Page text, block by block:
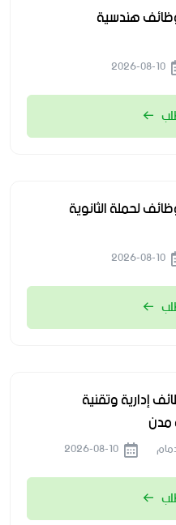
هندسية
لحملة الثانوية
إدارية وتقنية